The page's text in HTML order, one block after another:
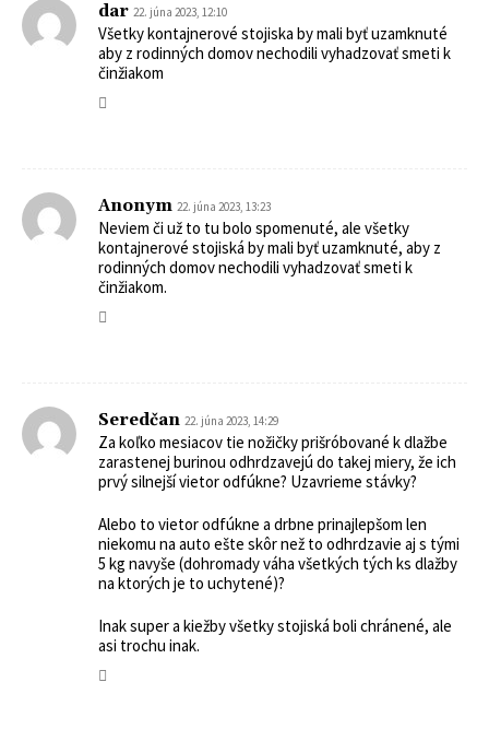
dar 22. júna 2023, 12:10
Všetky kontajnerové stojiska by mali byť uzamknuté
aby z rodinných domov nechodili vyhadzovať smeti k
činžiakom
Anonym 22. júna 2023, 13:23
Neviem či už to tu bolo spomenuté, ale všetky
kontajnerové stojiská by mali byť uzamknuté, aby z
rodinných domov nechodili vyhadzovať smeti k
činžiakom.
Seredčan 22. júna 2023, 14:29
Za koľko mesiacov tie nožičky prišróbované k dlažbe
zarastenej burinou odhrdzavejú do takej miery, že ich
prvý silnejší vietor odfúkne? Uzavrieme stávky?
Alebo to vietor odfúkne a drbne prinajlepšom len
niekomu na auto ešte skôr než to odhrdzavie aj s tými
5 kg navyše (dohromady váha všetkých tých ks dlažby
na ktorých je to uchytené)?
Inak super a kiežby všetky stojiská boli chránené, ale
asi trochu inak.